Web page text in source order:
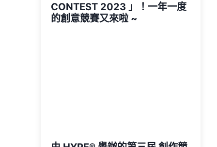
CONTEST 2023 」！一年一度
的創意競賽又來啦 ~